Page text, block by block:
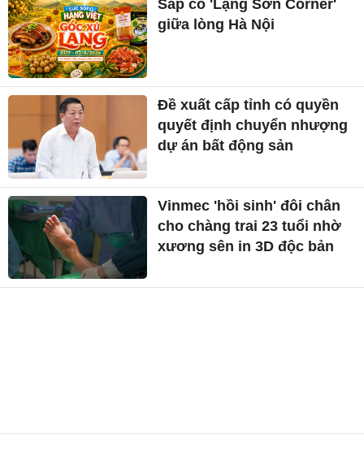
Sắp có 'Lạng Sơn Corner'
giữa lòng Hà Nội
Đề xuất cấp tỉnh có quyền
quyết định chuyển nhượng
dự án bất động sản
Vinmec 'hồi sinh' đôi chân
cho chàng trai 23 tuổi nhờ
xương sên in 3D độc bản